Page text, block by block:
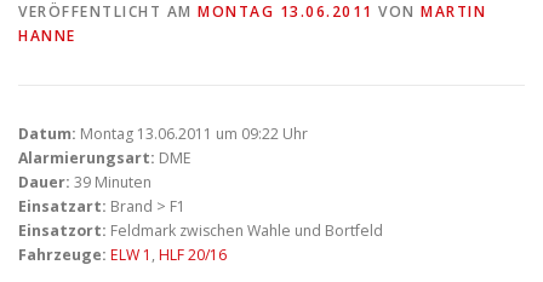
VERÖFFENTLICHT AM MONTAG 13.06.2011 VON MARTIN
HANNE
Datum: Montag 13.06.2011 um 09:22 Uhr
Alarmierungsart: DME
Dauer: 39 Minuten
Einsatzart: Brand > F1
Einsatzort: Feldmark zwischen Wahle und Bortfeld
Fahrzeuge: ELW 1 , HLF 20/16